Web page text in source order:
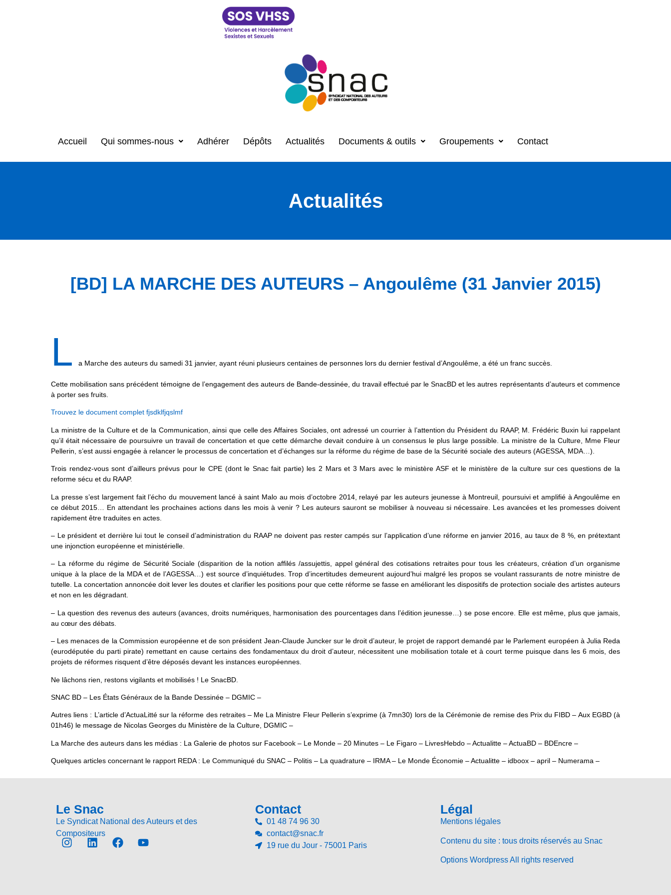
Accueil Qui sommes-nous Adhérer Dépôts Actualités Documents & outils Groupements Contact
Actualités
[BD] LA MARCHE DES AUTEURS – Angoulême (31 Janvier 2015)
L a Marche des auteurs du samedi 31 janvier, ayant réuni plusieurs centaines de personnes lors du dernier festival d’Angoulême, a été un franc succès.
Cette mobilisation sans précédent témoigne de l’engagement des auteurs de Bande-dessinée, du travail effectué par le SnacBD et les autres représentants d’auteurs et commence
à porter ses fruits.
Trouvez le document complet fjsdklfjqslmf
La ministre de la Culture et de la Communication, ainsi que celle des Affaires Sociales, ont adressé un courrier à l’attention du Président du RAAP, M. Frédéric Buxin lui rappelant
qu’il était nécessaire de poursuivre un travail de concertation et que cette démarche devait conduire à un consensus le plus large possible. La ministre de la Culture, Mme Fleur
Pellerin, s’est aussi engagée à relancer le processus de concertation et d’échanges sur la réforme du régime de base de la Sécurité sociale des auteurs (AGESSA, MDA…).
Trois rendez-vous sont d’ailleurs prévus pour le CPE (dont le Snac fait partie) les 2 Mars et 3 Mars avec le ministère ASF et le ministère de la culture sur ces questions de la
reforme sécu et du RAAP.
La presse s’est largement fait l’écho du mouvement lancé à saint Malo au mois d’octobre 2014, relayé par les auteurs jeunesse à Montreuil, poursuivi et amplifié à Angoulême en
ce début 2015… En attendant les prochaines actions dans les mois à venir ? Les auteurs sauront se mobiliser à nouveau si nécessaire. Les avancées et les promesses doivent
rapidement être traduites en actes.
– Le président et derrière lui tout le conseil d’administration du RAAP ne doivent pas rester campés sur l’application d’une réforme en janvier 2016, au taux de 8 %, en prétextant
une injonction européenne et ministérielle.
– La réforme du régime de Sécurité Sociale (disparition de la notion affilés /assujettis, appel général des cotisations retraites pour tous les créateurs, création d’un organisme
unique à la place de la MDA et de l’AGESSA…) est source d’inquiétudes. Trop d’incertitudes demeurent aujourd’hui malgré les propos se voulant rassurants de notre ministre de
tutelle. La concertation annoncée doit lever les doutes et clarifier les positions pour que cette réforme se fasse en améliorant les dispositifs de protection sociale des artistes auteurs
et non en les dégradant.
– La question des revenus des auteurs (avances, droits numériques, harmonisation des pourcentages dans l’édition jeunesse…) se pose encore. Elle est même, plus que jamais,
au cœur des débats.
– Les menaces de la Commission européenne et de son président Jean-Claude Juncker sur le droit d’auteur, le projet de rapport demandé par le Parlement européen à Julia Reda
(eurodéputée du parti pirate) remettant en cause certains des fondamentaux du droit d’auteur, nécessitent une mobilisation totale et à court terme puisque dans les 6 mois, des
projets de réformes risquent d’être déposés devant les instances européennes.
Ne lâchons rien, restons vigilants et mobilisés ! Le SnacBD.
SNAC BD – Les États Généraux de la Bande Dessinée – DGMIC –
Autres liens : L’article d’ActuaLitté sur la réforme des retraites – Me La Ministre Fleur Pellerin s’exprime (à 7mn30) lors de la Cérémonie de remise des Prix du FIBD – Aux EGBD (à
01h46) le message de Nicolas Georges du Ministère de la Culture, DGMIC –
La Marche des auteurs dans les médias : La Galerie de photos sur Facebook – Le Monde – 20 Minutes – Le Figaro – LivresHebdo – Actualitte – ActuaBD – BDEncre –
Quelques articles concernant le rapport REDA : Le Communiqué du SNAC – Politis – La quadrature – IRMA – Le Monde Économie – Actualitte – idboox – april – Numerama –
Le Snac
Le Syndicat National des Auteurs et des
Compositeurs
Contact
01 48 74 96 30
contact@snac.fr
19 rue du Jour - 75001 Paris
Légal
Mentions légales
Contenu du site : tous droits réservés au Snac
Options Wordpress All rights reserved